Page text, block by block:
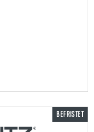
BEFRISTET